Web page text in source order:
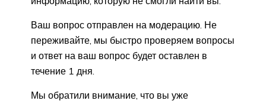
Ваш вопрос отправлен на модерацию. Не
переживайте, мы быстро проверяем вопросы
и ответ на ваш вопрос будет оставлен в
течение 1 дня.
Мы обратили внимание, что вы уже